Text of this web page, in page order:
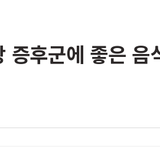
증후군에 좋은 음